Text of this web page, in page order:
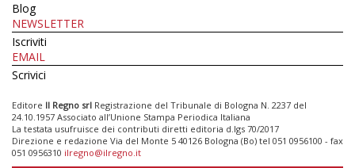
Blog
NEWSLETTER
Iscriviti
EMAIL
Scrivici
Editore Il Regno srl Registrazione del Tribunale di Bologna N. 2237 del
24.10.1957 Associato all’Unione Stampa Periodica Italiana
La testata usufruisce dei contributi diretti editoria d.lgs 70/2017
Direzione e redazione Via del Monte 5 40126 Bologna (Bo) tel 051 0956100 - fax
051 0956310 ilregno@ilregno.it